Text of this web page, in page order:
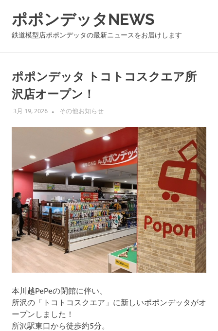
ツ
ポポンデッタNEWS
鉄道模型店ポポンデッタの最新ニュースをお届けします
ポポンデッタ トコトコスクエア所
沢店オープン！
3月 19, 2026 POPON
その他お知らせ
本川越PePeの閉館に伴い、
所沢の「トコトコスクエア」に新しいポポンデッタがオ
ープンしました！
所沢駅東口から徒歩約5分。